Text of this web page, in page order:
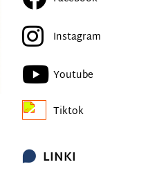
Instagram
Youtube
Tiktok
LINKI